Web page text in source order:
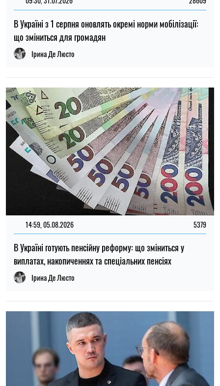
14:59, 05.08.2026
В Україні готують пенсійну реформу: що зміниться у
виплатах, накопиченнях та спеціальних пенсіях
Ірина Де Люсто
12:37, 31.07.2026
Федоров розповів про конфлікт навколо реформ армії,
ставлення до протестів та майбутнє війни — інтерв’ю NYT
Ірина Де Люсто